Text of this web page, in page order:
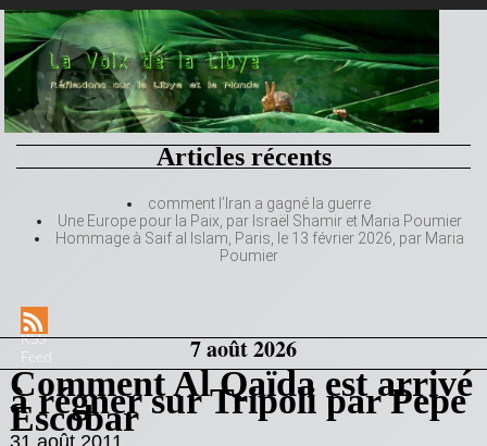
Articles récents
comment l’Iran a gagné la guerre
Une Europe pour la Paix, par Israël Shamir et Maria Poumier
Hommage à Saif al Islam, Paris, le 13 février 2026, par Maria
Poumier
RSS
Feed
7 août 2026
Comment Al Qaïda est arrivé
à régner sur Tripoli par Pepe
Escobar